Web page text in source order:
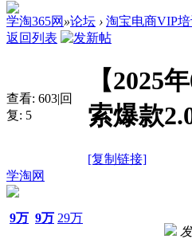
学淘365网 »论坛 › 淘宝电商VIP
返回列表
查看: 603|回
复: 5
【2025
索爆款
[复制链接]
学淘网
9万 9万 29万